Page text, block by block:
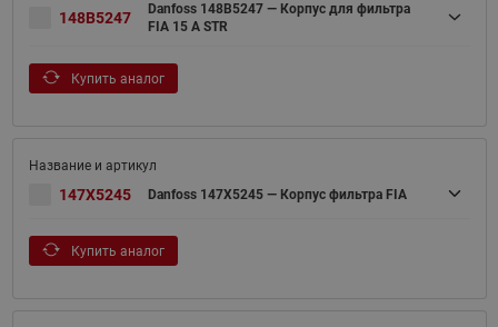
148B5247
Danfoss 148B5247 — Корпус для фильтра
FIA 15 A STR
Купить аналог
147X5245 Danfoss 147X5245 — Корпус фильтра FIA
Купить аналог